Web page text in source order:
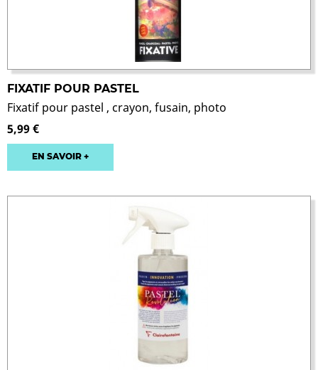
FIXATIF POUR PASTEL
Fixatif pour pastel , crayon, fusain, photo
5,99 €
EN SAVOIR +